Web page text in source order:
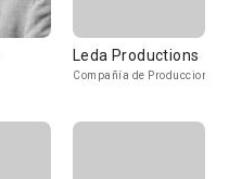
Leda Productions
Compañía de Produccion